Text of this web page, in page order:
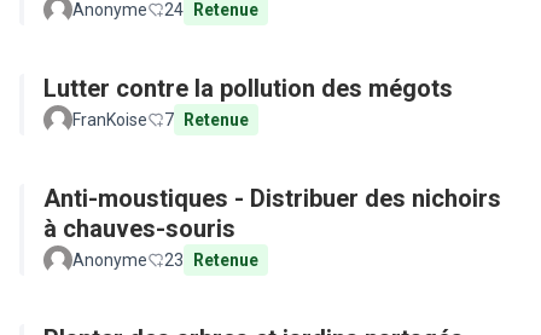
Anonyme 24 Retenue
Lutter contre la pollution des mégots
FranKoise 7 Retenue
Anti-moustiques - Distribuer des nichoirs
à chauves-souris
Anonyme 23 Retenue